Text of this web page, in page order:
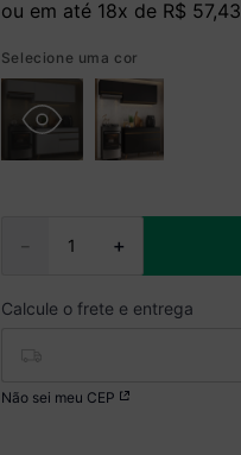
ou em até 18x de R$ 57,43
Selecione uma cor
＋
－
Não sei meu CEP